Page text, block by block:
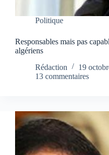
Politique
Responsables mais pas
algériens
Rédaction
19
13 commentaires